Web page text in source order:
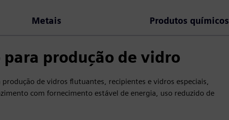
Metais Produtos químicos
produção de vidro
de vidros flutuantes, recipientes e vidros especiais,
com fornecimento estável de energia, uso reduzido de